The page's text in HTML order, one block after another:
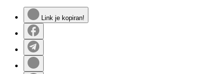
Link je kopiran!